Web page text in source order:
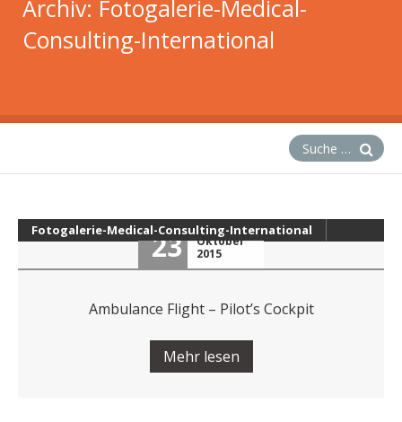
Archiv: Fotogalerie-Medical-
Consulting-International
Fotogalerie-Medical-Consulting-International
23
Oktober
2015
Ambulance Flight – Pilot’s Cockpit
Mehr lesen